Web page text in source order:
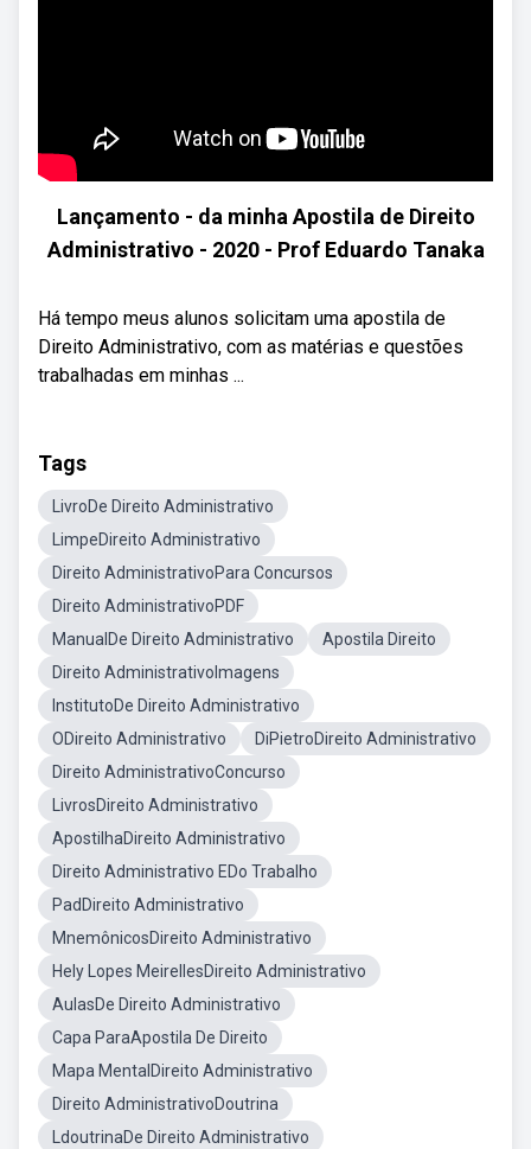
Lançamento - da minha Apostila de Direito
Administrativo - 2020 - Prof Eduardo Tanaka
Há tempo meus alunos solicitam uma apostila de
Direito Administrativo, com as matérias e questões
trabalhadas em minhas ...
Tags
LivroDe Direito Administrativo
LimpeDireito Administrativo
Direito AdministrativoPara Concursos
Direito AdministrativoPDF
ManualDe Direito Administrativo
Apostila Direito
Direito AdministrativoImagens
InstitutoDe Direito Administrativo
ODireito Administrativo
DiPietroDireito Administrativo
Direito AdministrativoConcurso
LivrosDireito Administrativo
ApostilhaDireito Administrativo
Direito Administrativo EDo Trabalho
PadDireito Administrativo
MnemônicosDireito Administrativo
Hely Lopes MeirellesDireito Administrativo
AulasDe Direito Administrativo
Capa ParaApostila De Direito
Mapa MentalDireito Administrativo
Direito AdministrativoDoutrina
LdoutrinaDe Direito Administrativo